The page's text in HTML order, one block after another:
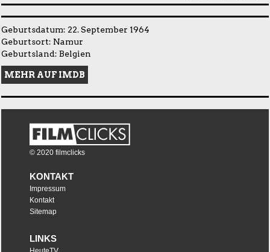
Geburtsdatum: 22. September 1964
Geburtsort: Namur
Geburtsland: Belgien
MEHR AUF IMDB
© 2020 filmclicks
KONTAKT
Impressum
Kontakt
Sitemap
LINKS